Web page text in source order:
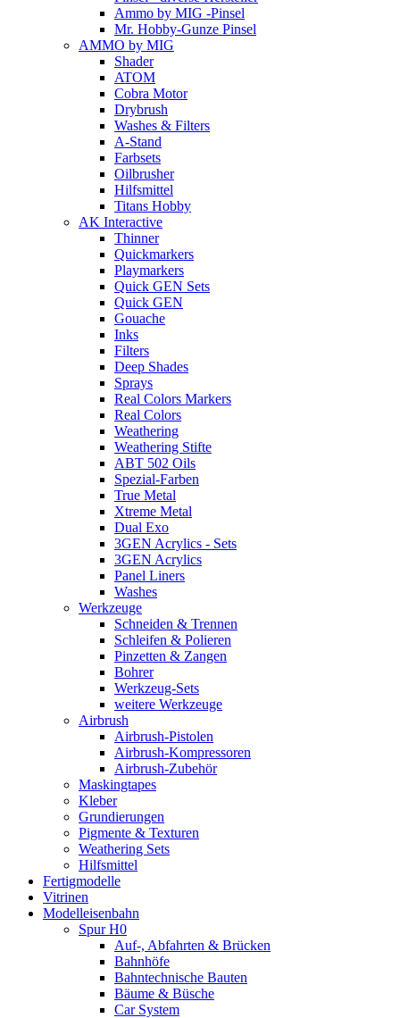
Ammo by MIG -Pinsel
Mr. Hobby-Gunze Pinsel
AMMO by MIG
Shader
ATOM
Cobra Motor
Drybrush
Washes & Filters
A-Stand
Farbsets
Oilbrusher
Hilfsmittel
Titans Hobby
AK Interactive
Thinner
Quickmarkers
Playmarkers
Quick GEN Sets
Quick GEN
Gouache
Inks
Filters
Deep Shades
Sprays
Real Colors Markers
Real Colors
Weathering
Weathering Stifte
ABT 502 Oils
Spezial-Farben
True Metal
Xtreme Metal
Dual Exo
3GEN Acrylics - Sets
3GEN Acrylics
Panel Liners
Washes
Werkzeuge
Schneiden & Trennen
Schleifen & Polieren
Pinzetten & Zangen
Bohrer
Werkzeug-Sets
weitere Werkzeuge
Airbrush
Airbrush-Pistolen
Airbrush-Kompressoren
Airbrush-Zubehör
Maskingtapes
Kleber
Grundierungen
Pigmente & Texturen
Weathering Sets
Hilfsmittel
Fertigmodelle
Vitrinen
Modelleisenbahn
Spur H0
Auf-, Abfahrten & Brücken
Bahnhöfe
Bahntechnische Bauten
Bäume & Büsche
Car System